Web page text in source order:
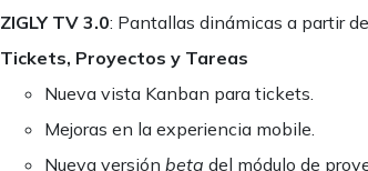
ZIGLY TV 3.0: Pantallas dinámicas a partir
Tickets, Proyectos y Tareas
Nueva vista Kanban para tickets.
Mejoras en la experiencia mobile.
Nueva versión beta del módulo de